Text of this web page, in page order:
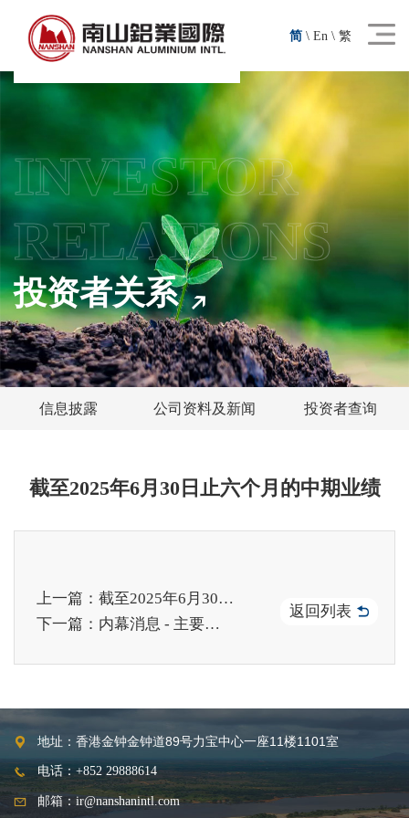
简 \En \繁
INVESTOR
RELATIONS
投资者关系
信息披露 公司资料及新闻 投资者查询
截至2025年6月30日止六个月的中期业绩
上一篇：截至2025年6月30日止六个月之中期股息
下一篇：内幕消息 - 主要股东PRESS METAL截至2025年6月30日止六个月之未经审核报告
返回列表
地址：香港金钟金钟道89号力宝中心一座11楼1101室
电话：+852 29888614
邮箱：ir@nanshanintl.com